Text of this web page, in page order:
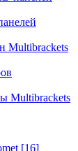
Multibrackets
Multibrackets
[16]